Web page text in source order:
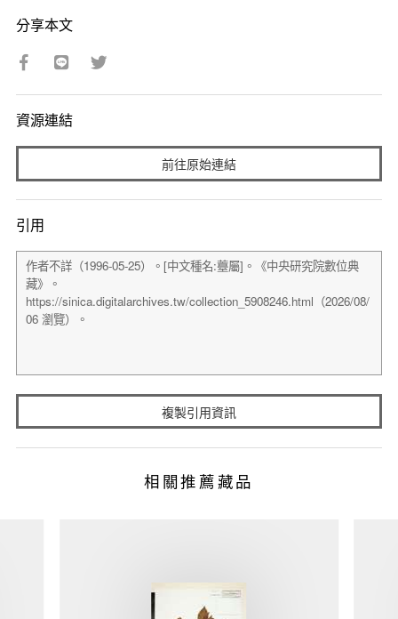
分享本文
資源連結
前往原始連結
引用
複製引用資訊
相關推薦藏品